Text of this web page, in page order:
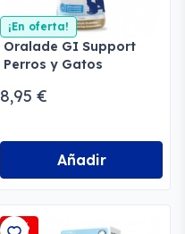
¡En oferta!
Oralade GI Support
Perros y Gatos
8,95 €
Añadir
-1%